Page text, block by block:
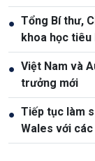
● Tổng Bí thư,
khoa học
● Việt Nam và
trưởng mới
● Tiếp tục làm
Wales với